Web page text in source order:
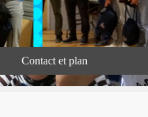
Contact et plan